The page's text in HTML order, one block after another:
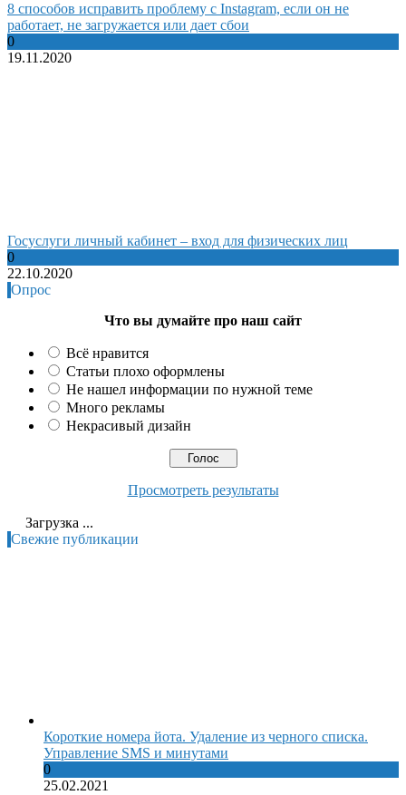
8 способов исправить проблему с Instagram, если он не
работает, не загружается или дает сбои
0
19.11.2020
Госуслуги личный кабинет – вход для физических лиц
0
22.10.2020
Опрос
Что вы думайте про наш сайт
Всё нравится
Статьи плохо оформлены
Не нашел информации по нужной теме
Много рекламы
Некрасивый дизайн
Просмотреть результаты
Загрузка ...
Свежие публикации
Короткие номера йота. Удаление из черного списка.
Управление SMS и минутами
0
25.02.2021